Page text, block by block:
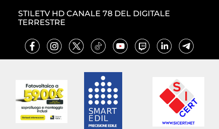
STILETV HD CANALE 78 DEL DIGITALE
TERRESTRE